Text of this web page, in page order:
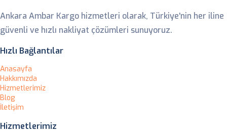
Ankara Ambar Kargo hizmetleri olarak, Türkiye'nin her iline
güvenli ve hızlı nakliyat çözümleri sunuyoruz.
Hızlı Bağlantılar
Anasayfa
Hakkımızda
Hizmetlerimiz
Blog
İletişim
Hizmetlerimiz